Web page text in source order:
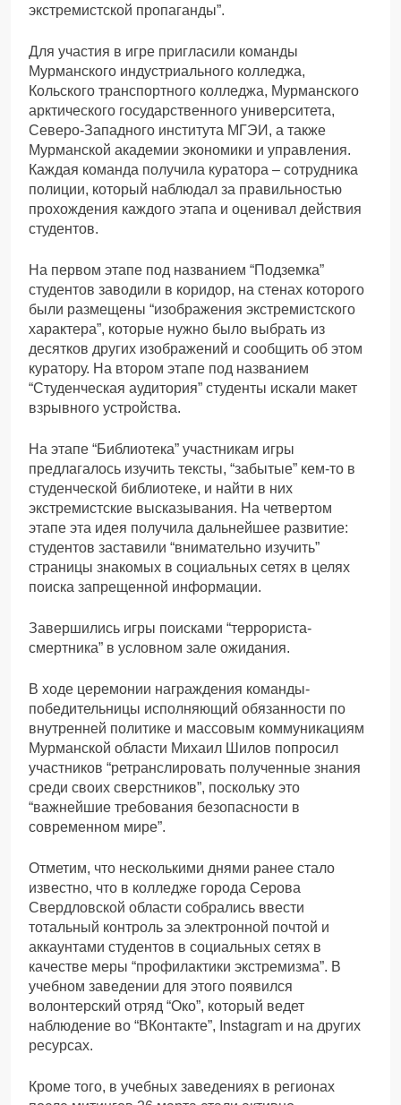
экстремистской пропаганды”.
Для участия в игре пригласили команды
Мурманского индустриального колледжа,
Кольского транспортного колледжа, Мурманского
арктического государственного университета,
Северо-Западного института МГЭИ, а также
Мурманской академии экономики и управления.
Каждая команда получила куратора – сотрудника
полиции, который наблюдал за правильностью
прохождения каждого этапа и оценивал действия
студентов.
На первом этапе под названием “Подземка”
студентов заводили в коридор, на стенах которого
были размещены “изображения экстремистского
характера”, которые нужно было выбрать из
десятков других изображений и сообщить об этом
куратору. На втором этапе под названием
“Студенческая аудитория” студенты искали макет
взрывного устройства.
На этапе “Библиотека” участникам игры
предлагалось изучить тексты, “забытые” кем-то в
студенческой библиотеке, и найти в них
экстремистские высказывания. На четвертом
этапе эта идея получила дальнейшее развитие:
студентов заставили “внимательно изучить”
страницы знакомых в социальных сетях в целях
поиска запрещенной информации.
Завершились игры поисками “террориста-
смертника” в условном зале ожидания.
В ходе церемонии награждения команды-
победительницы исполняющий обязанности по
внутренней политике и массовым коммуникациям
Мурманской области Михаил Шилов попросил
участников “ретранслировать полученные знания
среди своих сверстников”, поскольку это
“важнейшие требования безопасности в
современном мире”.
Отметим, что несколькими днями ранее стало
известно, что в колледже города Серова
Свердловской области собрались ввести
тотальный контроль за электронной почтой и
аккаунтами студентов в социальных сетях в
качестве меры “профилактики экстремизма”. В
учебном заведении для этого появился
волонтерский отряд “Око”, который ведет
наблюдение во “ВКонтакте”, Instagram и на других
ресурсах.
Кроме того, в учебных заведениях в регионах